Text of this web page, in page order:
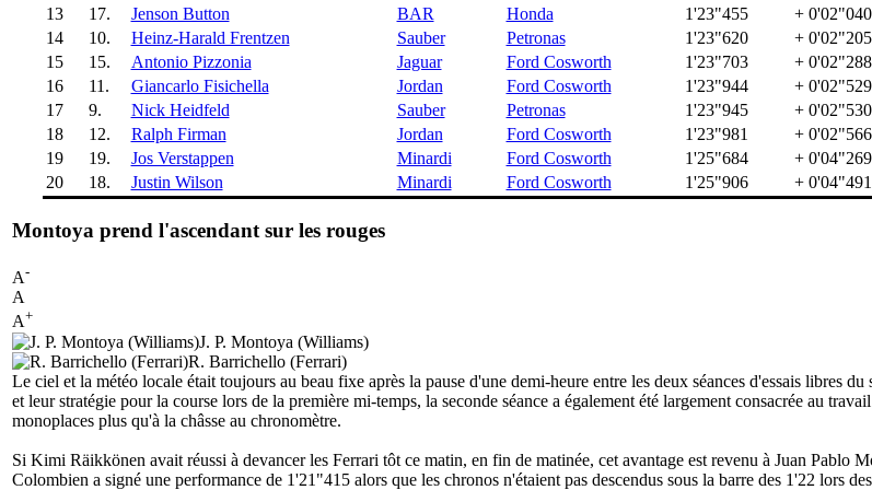
13
17. Jenson Button BAR Honda 1'23"455 + 0'02"040
14
10. Heinz-Harald Frentzen Sauber Petronas 1'23"620 + 0'02"205
15
15. Antonio Pizzonia Jaguar Ford Cosworth 1'23"703 + 0'02"288
16
11. Giancarlo Fisichella Jordan Ford Cosworth 1'23"944 + 0'02"529
17
9. Nick Heidfeld Sauber Petronas 1'23"945 + 0'02"530
18
12. Ralph Firman Jordan Ford Cosworth 1'23"981 + 0'02"566
19
19. Jos Verstappen Minardi Ford Cosworth 1'25"684 + 0'04"269
20
18. Justin Wilson Minardi Ford Cosworth 1'25"906 + 0'04"491
Montoya prend l'ascendant sur les rouges
A-
A
A+
J. P. Montoya (Williams)
R. Barrichello (Ferrari)
Le ciel et la météo locale était toujours au beau fixe après la pause d'une demi-heure entre les deux séances d'essais libres
et leur stratégie pour la course lors de la première mi-temps, la seconde séance a également été largement consacrée au
monoplaces plus qu'à la châsse au chronomètre.
Si Kimi Räikkönen avait réussi à devancer les Ferrari tôt ce matin, en fin de matinée, cet avantage est revenu à Juan Pablo
Colombien a signé une performance de 1'21"415 alors que les chronos n'étaient pas descendus sous la barre des 1'22 lors